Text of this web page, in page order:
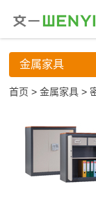
金属家具
首页 >金属家具 >